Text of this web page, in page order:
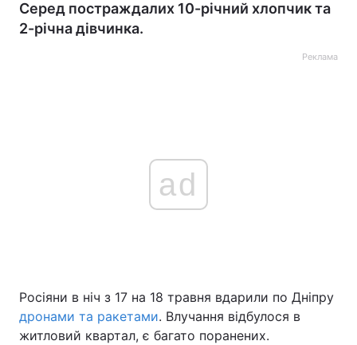
Серед постраждалих 10-річний хлопчик та
2-річна дівчинка.
Реклама
ad
Росіяни в ніч з 17 на 18 травня вдарили по Дніпру
дронами та ракетами. Влучання відбулося в
житловий квартал, є багато поранених.